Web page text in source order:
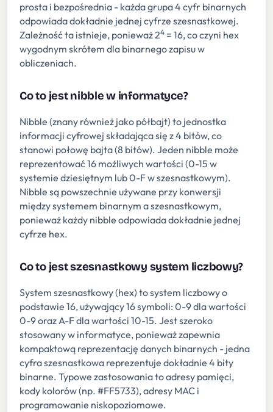
prosta i bezpośrednia - każda grupa 4 cyfr binarnych
odpowiada dokładnie jednej cyfrze szesnastkowej.
Zależność ta istnieje, ponieważ 24 = 16, co czyni hex
wygodnym skrótem dla binarnego zapisu w
obliczeniach.
Co to jest nibble w informatyce?
Nibble (znany również jako półbajt) to jednostka
informacji cyfrowej składająca się z 4 bitów, co
stanowi połowę bajta (8 bitów). Jeden nibble może
reprezentować 16 możliwych wartości (0-15 w
systemie dziesiętnym lub 0-F w szesnastkowym).
Nibble są powszechnie używane przy konwersji
między systemem binarnym a szesnastkowym,
ponieważ każdy nibble odpowiada dokładnie jednej
cyfrze hex.
Co to jest szesnastkowy system liczbowy?
System szesnastkowy (hex) to system liczbowy o
podstawie 16, używający 16 symboli: 0-9 dla wartości
0-9 oraz A-F dla wartości 10-15. Jest szeroko
stosowany w informatyce, ponieważ zapewnia
kompaktową reprezentację danych binarnych - jedna
cyfra szesnastkowa reprezentuje dokładnie 4 bity
binarne. Typowe zastosowania to adresy pamięci,
kody kolorów (np. #FF5733), adresy MAC i
programowanie niskopoziomowe.